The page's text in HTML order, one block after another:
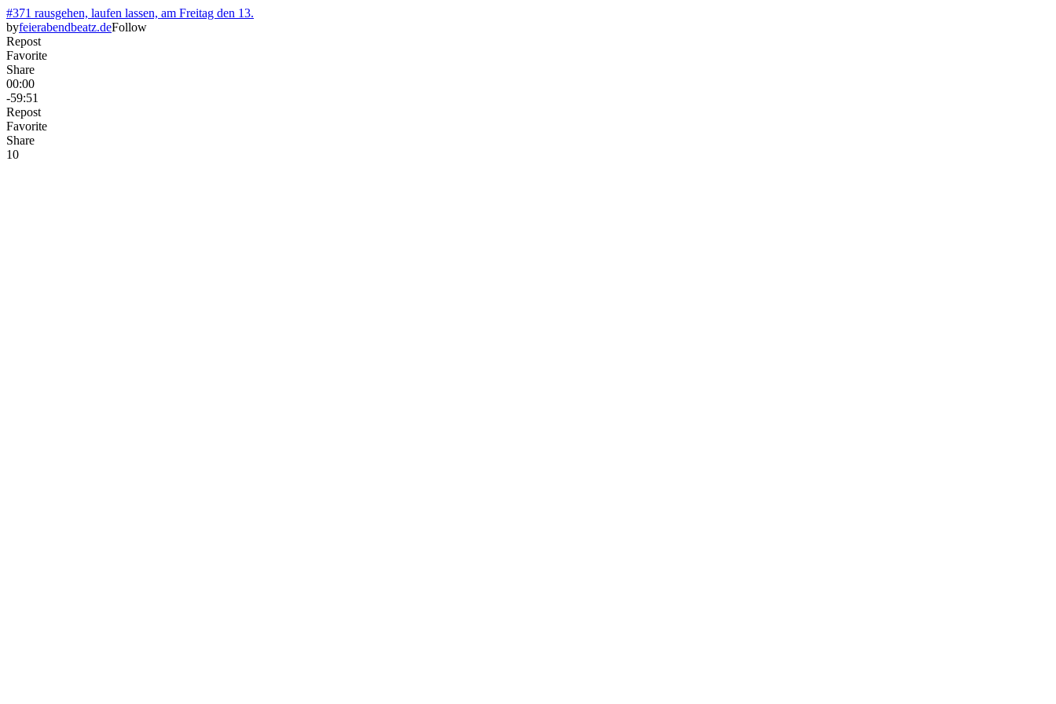
#371 rausgehen, laufen lassen, am Freitag den 13.
byfeierabendbeatz.deFollow
Repost
Favorite
Share
00:00
-59:51
Repost
Favorite
Share
10